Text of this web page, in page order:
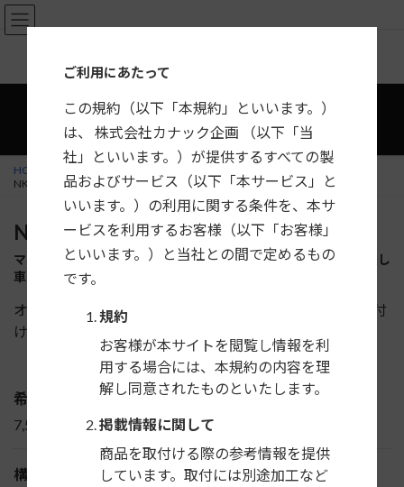
コ
ン
ナ
ビ
カーナビ・カーAV取付キット適合情報
HOME
NKK-T57D
NKK-T57D
マツダ アテンザ（セダン／ワゴン）（BOSEサウンドシステム無し
車）用 DINサイズカーAV取付キット
オーディオレス車に市販の2DINまたは1DIN+1DINを取付
けるためのキットです。
希望小売価格
7,500円＋税
構成部品
ご利用にあたって
この規約（以下「本規約」といいます。）
は、 株式会社カナック企画 （以下「当
社」といいます。）が提供するすべての製
品およびサービス（以下「本サービス」と
いいます。）の利用に関する条件を、本サ
ービスを利用するお客様（以下「お客様」
といいます。）と当社との間で定めるもの
です。
規約
お客様が本サイトを閲覧し情報を利
用する場合には、本規約の内容を理
解し同意されたものといたします。
掲載情報に関して
商品を取付ける際の参考情報を提供
しています。取付には別途加工など